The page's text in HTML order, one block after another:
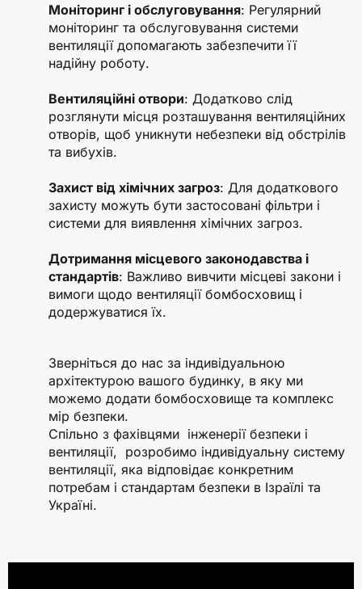
Моніторинг і обслуговування: Регулярний
моніторинг та обслуговування системи
вентиляції допомагають забезпечити її
надійну роботу.
Вентиляційні отвори: Додатково слід
розглянути місця розташування вентиляційних
отворів, щоб уникнути небезпеки від обстрілів
та вибухів.
Захист від хімічних загроз: Для додаткового
захисту можуть бути застосовані фільтри і
системи для виявлення хімічних загроз.
Дотримання місцевого законодавства і
стандартів: Важливо вивчити місцеві закони і
вимоги щодо вентиляції бомбосховищ і
додержуватися їх.
Зверніться до нас за індивідуальною
архітектурою вашого будинку, в яку ми
можемо додати бомбосховище та комплекс
мір безпеки.
Спільно з фахівцями інженерії безпеки і
вентиляції, розробимо індивідуальну систему
вентиляції, яка відповідає конкретним
потребам і стандартам безпеки в Ізраїлі та
Україні.